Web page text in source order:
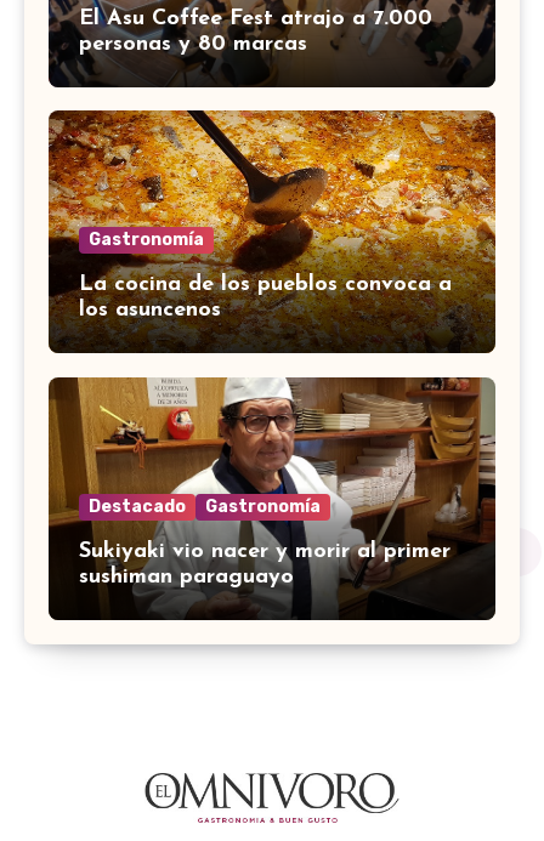
El Asu Coffee Fest atrajo a 7.000
personas y 80 marcas
Gastronomía
La cocina de los pueblos convoca a
los asuncenos
Destacado Gastronomía
Sukiyaki vio nacer y morir al primer
sushiman paraguayo